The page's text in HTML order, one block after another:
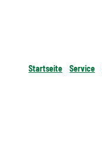
Startseite Service